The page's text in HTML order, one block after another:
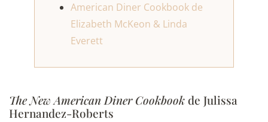
American Diner Cookbook de
Elizabeth McKeon & Linda
Everett
The New American Diner Cookbookde Julissa
Hernandez-Roberts